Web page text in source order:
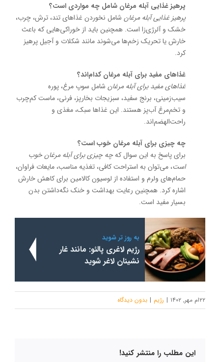
پرهیز غذایی آبله مرغان شامل چه مواردی است؟
پرهیز غذایی آبله مرغان شامل نخوردن غذاهای تند، ترش، چرب،
خشک و آلرژی‌زا است. همچنین باید از خوراکی‌هایی که باعث
خارش یا تحریک زخم‌ها می‌شوند مانند شکلات و آجیل پرهیز
کرد.
غذاهای مفید برای آبله مرغان کدام‌اند؟
غذاهای مفید برای آبله مرغان شامل سوپ مرغ، پوره
سیب‌زمینی، برنج سفید، سبزیجات بخارپز، فرنی، ماست کم‌چرب
و تخم‌مرغ آب‌پز هستند. این غذاها سبک، مغذی و
راحت‌الهضم‌اند.
چه چیزی برای آبله مرغان خوب است؟
برای پاسخ به این سوال کهچه چیزی برای آبله مرغان خوب
است، می‌توان به استراحت کافی، تغذیه مناسب، مایعات فراوان،
حمام‌های ولرم و استفاده از لوسیون کالامین برای کاهش خارش
اشاره کرد. همچنین رعایت بهداشت و خنک نگه‌داشتن بدن
بسیار مفید است.
به روز تر شوید
رژیم لاغری پالئو: مانند غار
نشینان لاغر شوید
۲۲ام مهر, ۱۴۰۲ | رژیم | بدون ديدگاه
این مطلب را منتشر کنید!